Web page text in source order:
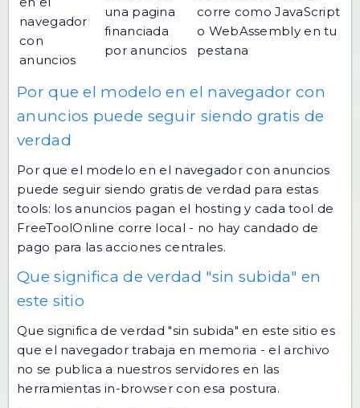
navegador
con
anuncios
una pagina
financiada
por anuncios
corre como JavaScript
o WebAssembly en tu
pestana
Por que el modelo en el navegador con
anuncios puede seguir siendo gratis de
verdad
Por que el modelo en el navegador con anuncios
puede seguir siendo gratis de verdad para estas
tools: los anuncios pagan el hosting y cada tool de
FreeToolOnline corre local - no hay candado de
pago para las acciones centrales.
Que significa de verdad "sin subida" en
este sitio
Que significa de verdad "sin subida" en este sitio es
que el navegador trabaja en memoria - el archivo
no se publica a nuestros servidores en las
herramientas in-browser con esa postura.